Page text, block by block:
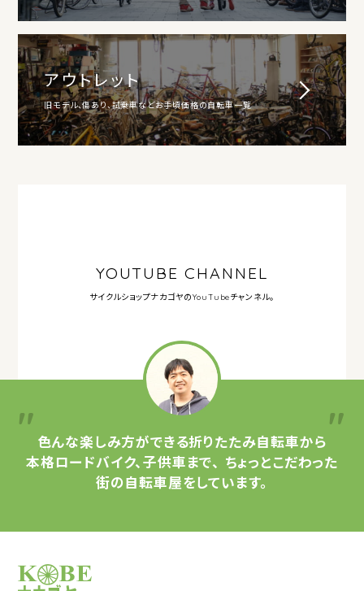
アウトレット
旧モデル、傷あり、試乗車などお手頃価格の自転車一覧
YOUTUBE CHANNEL
サイクルショップナカゴヤのYouTubeチャンネル。
色んな楽しみ方ができる折りたたみ自転車から
本格ロードバイク、子供車まで、 ちょっとこだわった
街の自転車屋をしています。
サイクルショップナカゴヤ